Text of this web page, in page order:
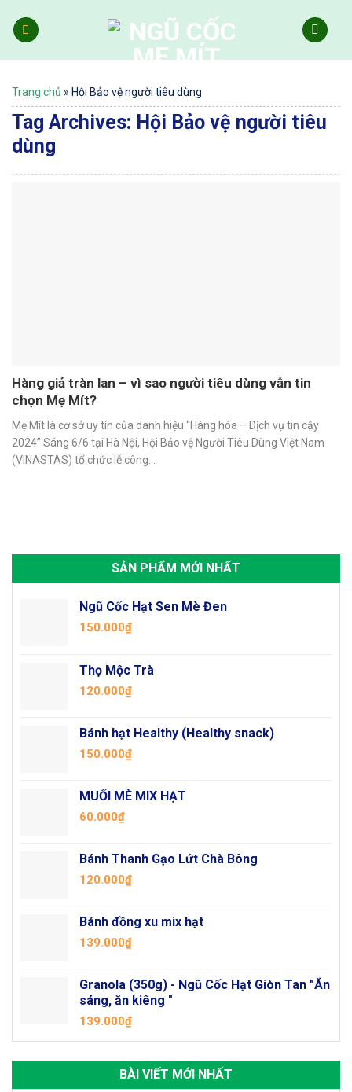
Trang chủ » Hội Bảo vệ người tiêu dùng
Tag Archives: Hội Bảo vệ người tiêu
dùng
Hàng giả tràn lan – vì sao người tiêu dùng vẫn tin
chọn Mẹ Mít?
Mẹ Mít là cơ sở uy tín của danh hiệu “Hàng hóa – Dịch vụ tin cậy
2024” Sáng 6/6 tại Hà Nội, Hội Bảo vệ Người Tiêu Dùng Việt Nam
(VINASTAS) tổ chức lễ công...
SẢN PHẨM MỚI NHẤT
Ngũ Cốc Hạt Sen Mè Đen
150.000₫
Thọ Mộc Trà
120.000₫
Bánh hạt Healthy (Healthy snack)
150.000₫
MUỐI MÈ MIX HẠT
60.000₫
Bánh Thanh Gạo Lứt Chà Bông
120.000₫
Bánh đồng xu mix hạt
139.000₫
Granola (350g) - Ngũ Cốc Hạt Giòn Tan "Ăn
sáng, ăn kiêng "
139.000₫
BÀI VIẾT MỚI NHẤT